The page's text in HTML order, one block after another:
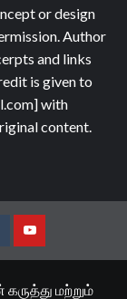
or design
Author
and links
is given to
with
content.
TumblrYouTube
மற்றும்